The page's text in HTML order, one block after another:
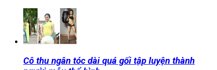
Cô thu ngân tóc dài quá gối tập luyện thành